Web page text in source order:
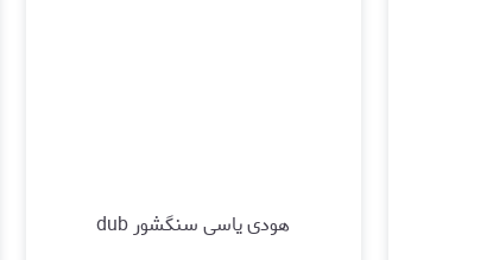
هودی یاسی سنگشور dub